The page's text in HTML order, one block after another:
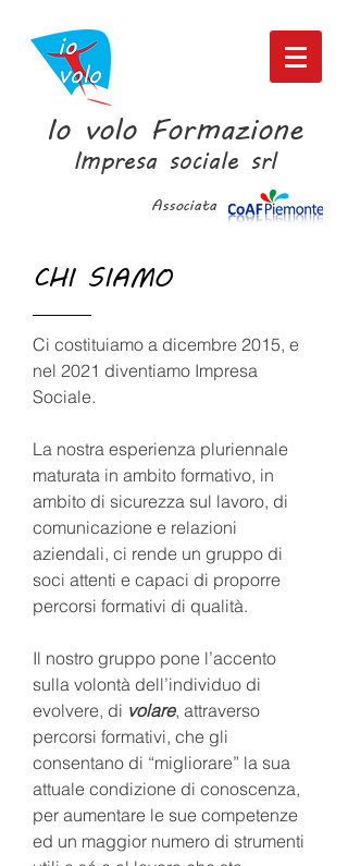
Io volo Formazione
Impresa sociale srl
Associata
CHI SIAMO
Ci costituiamo a dicembre 2015, e
nel 2021 diventiamo Impresa
Sociale.
La nostra esperienza pluriennale
maturata in ambito formativo, in
ambito di sicurezza sul lavoro, di
comunicazione e relazioni
aziendali, ci rende un gruppo di
soci attenti e capaci di proporre
percorsi formativi di qualità.
Il nostro gruppo pone l’accento
sulla volontà dell’individuo di
evolvere, di volare, attraverso
percorsi formativi, che gli
consentano di “migliorare” la sua
attuale condizione di conoscenza,
per aumentare le sue competenze
ed un maggior numero di strumenti